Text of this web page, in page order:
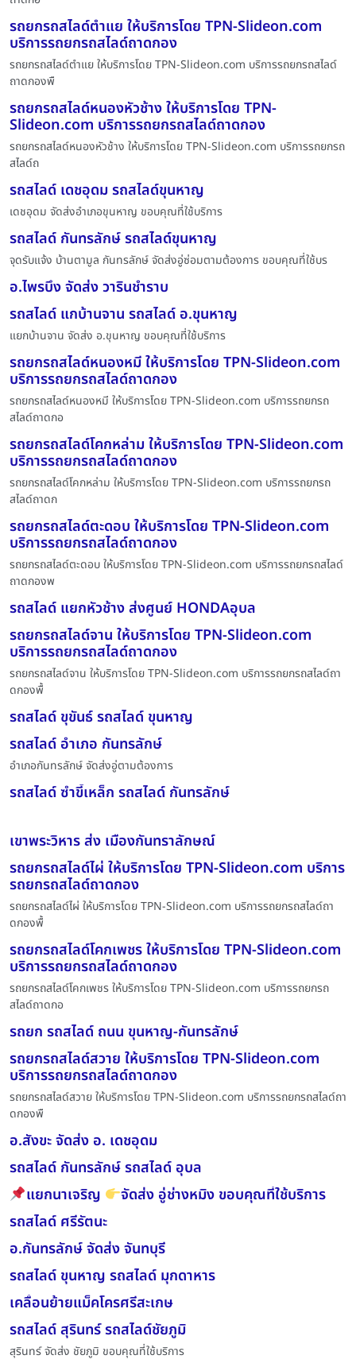
รถยกรถสไลด์ตำแย ให้บริการโดย TPN-Slideon.com
บริการรถยกรถสไลด์ถาดกอง
รถยกรถสไลด์ตำแย ให้บริการโดย TPN-Slideon.com บริการรถยกรถสไลด์
ถาดกองพื
รถยกรถสไลด์หนองหัวช้าง ให้บริการโดย TPN-
Slideon.com บริการรถยกรถสไลด์ถาดกอง
รถยกรถสไลด์หนองหัวช้าง ให้บริการโดย TPN-Slideon.com บริการรถยกรถ
สไลด์ถ
รถสไลด์ เดชอุดม รถสไลด์ขุนหาญ
เดชอุดม จัดส่งอำเภอขุนหาญ ขอบคุณที่ใช้บริการ
รถสไลด์ กันทรลักษ์ รถสไลด์ขุนหาญ
จุดรับแจ้ง บ้านตามูล กันทรลักษ์ จัดส่งอู่ซ่อมตามต้องการ ขอบคุณที่ใช้บร
อ.ไพรบึง จัดส่ง วารินชำราบ
รถสไลด์ แกบ้านจาน รถสไลด์ อ.ขุนหาญ
แยกบ้านจาน จัดส่ง อ.ขุนหาญ ขอบคุณที่ใช้บริการ
รถยกรถสไลด์หนองหมี ให้บริการโดย TPN-Slideon.com
บริการรถยกรถสไลด์ถาดกอง
รถยกรถสไลด์หนองหมี ให้บริการโดย TPN-Slideon.com บริการรถยกรถ
สไลด์ถาดกอ
รถยกรถสไลด์โคกหล่าม ให้บริการโดย TPN-Slideon.com
บริการรถยกรถสไลด์ถาดกอง
รถยกรถสไลด์โคกหล่าม ให้บริการโดย TPN-Slideon.com บริการรถยกรถ
สไลด์ถาดก
รถยกรถสไลด์ตะดอบ ให้บริการโดย TPN-Slideon.com
บริการรถยกรถสไลด์ถาดกอง
รถยกรถสไลด์ตะดอบ ให้บริการโดย TPN-Slideon.com บริการรถยกรถสไลด์
ถาดกองพ
รถสไลด์ แยกหัวช้าง ส่งศูนย์ HONDAอุบล
รถยกรถสไลด์จาน ให้บริการโดย TPN-Slideon.com
บริการรถยกรถสไลด์ถาดกอง
รถยกรถสไลด์จาน ให้บริการโดย TPN-Slideon.com บริการรถยกรถสไลด์ถา
ดกองพื้
รถสไลด์ ขุขันธ์ รถสไลด์ ขุนหาญ
รถสไลด์ อำเภอ กันทรลักษ์
อำเภอกันทรลักษ์ จัดส่งอู่ตามต้องการ
รถสไลด์ ซำขี้เหล็ก รถสไลด์ กันทรลักษ์
เขาพระวิหาร ส่ง เมืองกันทราลักษณ์
รถยกรถสไลด์ไผ่ ให้บริการโดย TPN-Slideon.com บริการ
รถยกรถสไลด์ถาดกอง
รถยกรถสไลด์ไผ่ ให้บริการโดย TPN-Slideon.com บริการรถยกรถสไลด์ถา
ดกองพื้
รถยกรถสไลด์โคกเพชร ให้บริการโดย TPN-Slideon.com
บริการรถยกรถสไลด์ถาดกอง
รถยกรถสไลด์โคกเพชร ให้บริการโดย TPN-Slideon.com บริการรถยกรถ
สไลด์ถาดกอ
รถยก รถสไลด์ ถนน ขุนหาญ-กันทรลักษ์
รถยกรถสไลด์สวาย ให้บริการโดย TPN-Slideon.com
บริการรถยกรถสไลด์ถาดกอง
รถยกรถสไลด์สวาย ให้บริการโดย TPN-Slideon.com บริการรถยกรถสไลด์ถา
ดกองพื
อ.สังขะ จัดส่ง อ. เดชอุดม
รถสไลด์ กันทรลักษ์ รถสไลด์ อุบล
แยกนาเจริญ
จัดส่ง อู่ช่างหมิง ขอบคุณที่ใช้บริการ
รถสไลด์ ศรีรัตนะ
อ.กันทรลักษ์ จัดส่ง จันทบุรี
รถสไลด์ ขุนหาญ รถสไลด์ มุกดาหาร
เคลื่อนย้ายแม็คโครศรีสะเกษ
รถสไลด์ สุรินทร์ รถสไลด์ชัยภูมิ
สุรินทร์ จัดส่ง ชัยภูมิ ขอบคุณที่ใช้บริการ